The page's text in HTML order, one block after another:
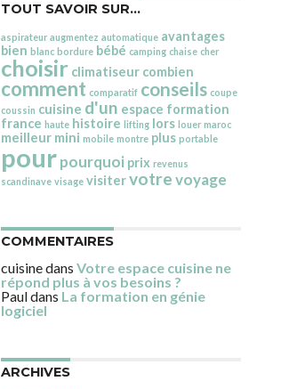
TOUT SAVOIR SUR…
aspirateur augmentez automatique avantages
bien blanc bordure bébé camping chaise cher
choisir climatiseur combien
comment comparatif conseils coupe
coussin cuisine d'un espace formation
france haute histoire lifting lors louer maroc
meilleur mini mobile montre plus portable
pourpourquoi prix revenus
scandinave visage visitervotrevoyage
COMMENTAIRES
cuisinedans Votre espace cuisine ne
répond plus à vos besoins ?
Pauldans La formation en génie
logiciel
ARCHIVES